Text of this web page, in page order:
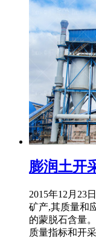
膨润土开
2015年12月23
矿产,其质量和
的蒙脱石含量
质量指标和开